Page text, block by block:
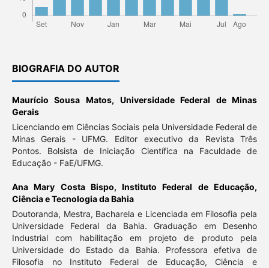
BIOGRAFIA DO AUTOR
Maurício Sousa Matos, Universidade Federal de Minas
Gerais
Licenciando em Ciências Sociais pela Universidade Federal de
Minas Gerais - UFMG. Editor executivo da Revista Três
Pontos. Bolsista de Iniciação Científica na Faculdade de
Educação - FaE/UFMG.
Ana Mary Costa Bispo,Instituto Federal de Educação,
Ciência e Tecnologia da Bahia
Doutoranda, Mestra, Bacharela e Licenciada em Filosofia pela
Universidade Federal da Bahia. Graduação em Desenho
Industrial com habilitação em projeto de produto pela
Universidade do Estado da Bahia. Professora efetiva de
Filosofia no Instituto Federal de Educação, Ciência e